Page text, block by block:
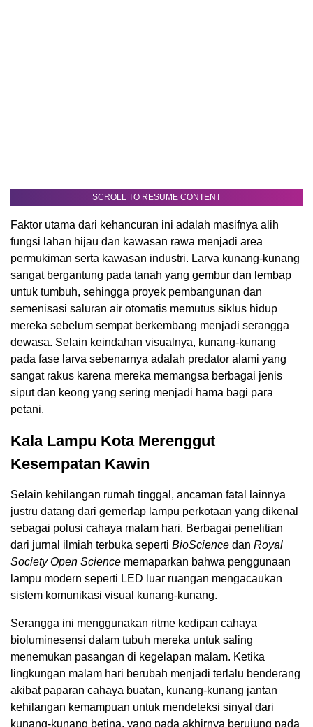
SCROLL TO RESUME CONTENT
Faktor utama dari kehancuran ini adalah masifnya alih
fungsi lahan hijau dan kawasan rawa menjadi area
permukiman serta kawasan industri. Larva kunang-kunang
sangat bergantung pada tanah yang gembur dan lembap
untuk tumbuh, sehingga proyek pembangunan dan
semenisasi saluran air otomatis memutus siklus hidup
mereka sebelum sempat berkembang menjadi serangga
dewasa. Selain keindahan visualnya, kunang-kunang
pada fase larva sebenarnya adalah predator alami yang
sangat rakus karena mereka memangsa berbagai jenis
siput dan keong yang sering menjadi hama bagi para
petani.
Kala Lampu Kota Merenggut
Kesempatan Kawin
Selain kehilangan rumah tinggal, ancaman fatal lainnya
justru datang dari gemerlap lampu perkotaan yang dikenal
sebagai polusi cahaya malam hari. Berbagai penelitian
dari jurnal ilmiah terbuka seperti BioScience dan Royal
Society Open Science memaparkan bahwa penggunaan
lampu modern seperti LED luar ruangan mengacaukan
sistem komunikasi visual kunang-kunang.
Serangga ini menggunakan ritme kedipan cahaya
bioluminesensi dalam tubuh mereka untuk saling
menemukan pasangan di kegelapan malam. Ketika
lingkungan malam hari berubah menjadi terlalu benderang
akibat paparan cahaya buatan, kunang-kunang jantan
kehilangan kemampuan untuk mendeteksi sinyal dari
kunang-kunang betina, yang pada akhirnya berujung pada